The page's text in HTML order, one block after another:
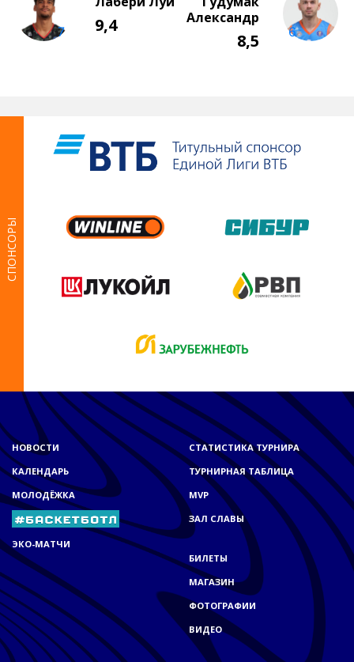
СПОНСОРЫ
НОВОСТИ
КАЛЕНДАРЬ
МОЛОДЁЖКА
ЭКО-МАТЧИ
СТАТИСТИКА ТУРНИРА
ТУРНИРНАЯ ТАБЛИЦА
MVP
ЗАЛ СЛАВЫ
БИЛЕТЫ
МАГАЗИН
ФОТОГРАФИИ
ВИДЕО